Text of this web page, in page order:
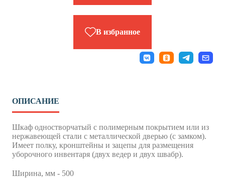
В избранное
ОПИСАНИЕ
Шкаф одностворчатый с полимерным покрытием или из
нержавеющей стали с металлической дверью (с замком).
Имеет полку, кронштейны и зацепы для размещения
уборочного инвентаря (двух ведер и двух швабр).
Ширина, мм - 500